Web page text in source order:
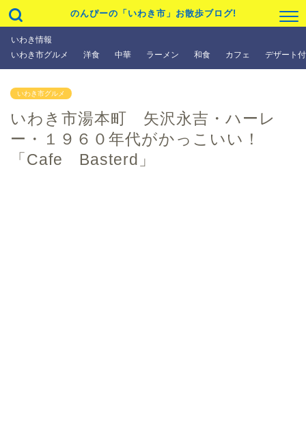
のんぴーの「いわき市」お散歩ブログ!
いわき情報
いわき市グルメ
洋食 中華 ラーメン 和食 カフェ デザート
いわき市グルメ
いわき市湯本町 矢沢永吉・ハーレ
ー・１９６０年代がかっこいい！
「Cafe Basterd」